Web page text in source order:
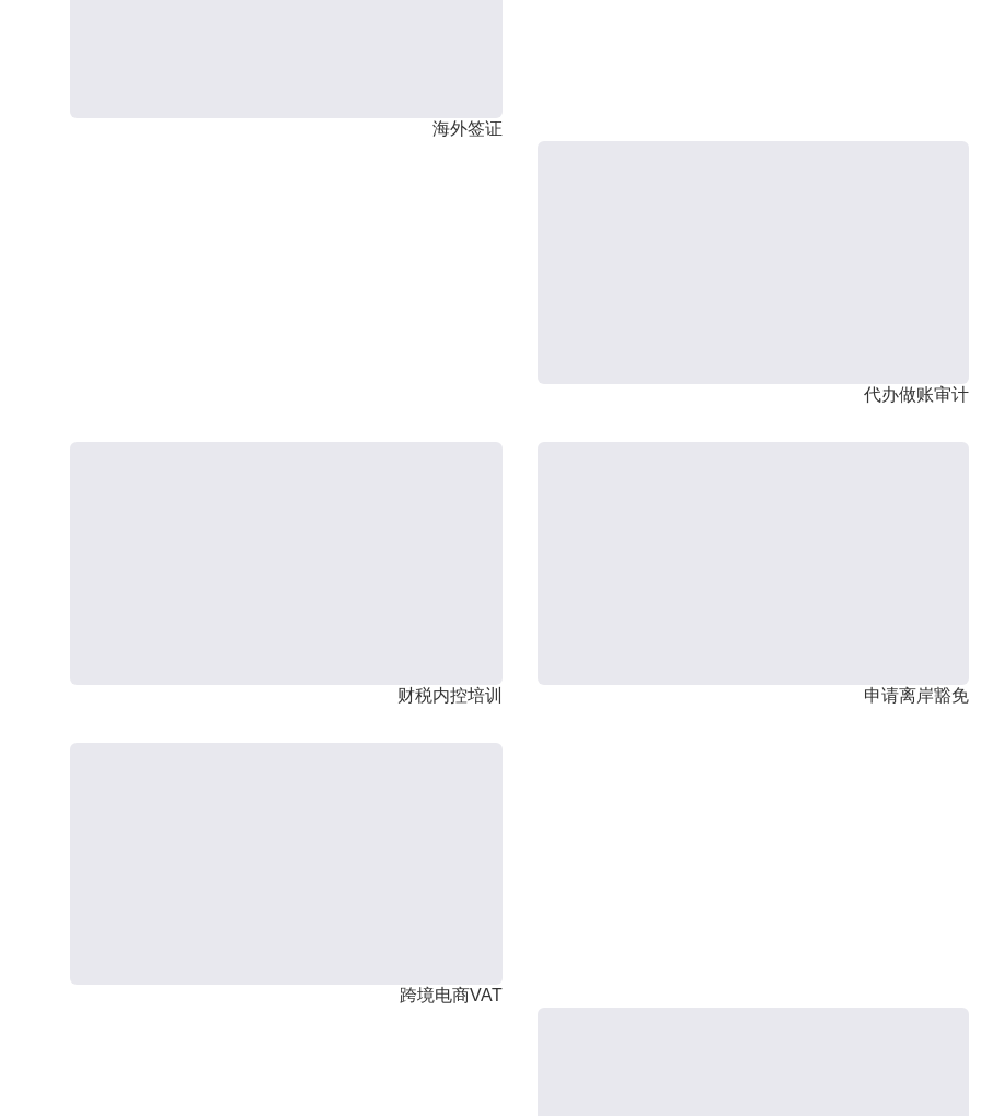
海外签证
代办做账审计
财税内控培训 申请离岸豁免
跨境电商VAT